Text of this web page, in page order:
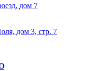
дом 7
дом 3, стр. 7